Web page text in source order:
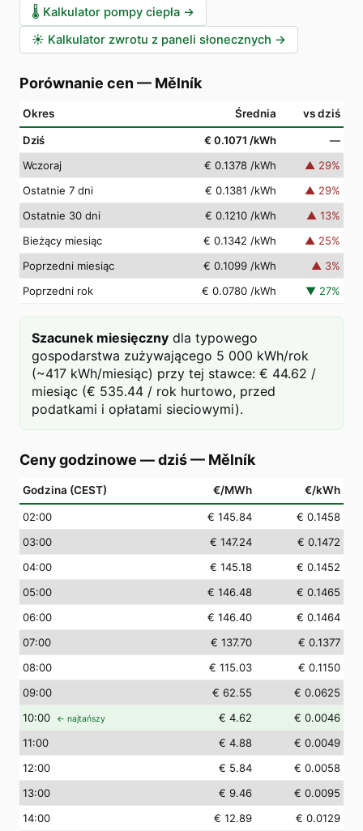
🌡️ Kalkulator pompy ciepła →
☀️ Kalkulator zwrotu z paneli słonecznych →
Porównanie cen — Mělník
Okres Średnia vs dziś
Dziś € 0.1071 /kWh
—
Wczoraj
€ 0.1378 /kWh ▲ 29%
Ostatnie 7 dni
€ 0.1381 /kWh ▲ 29%
Ostatnie 30 dni
€ 0.1210 /kWh ▲ 13%
Bieżący miesiąc
€ 0.1342 /kWh ▲ 25%
Poprzedni miesiąc
€ 0.1099 /kWh ▲ 3%
Poprzedni rok
€ 0.0780 /kWh ▼ 27%
Szacunek miesięczny dla typowego
gospodarstwa zużywającego 5 000 kWh/rok
(~417 kWh/miesiąc) przy tej stawce: € 44.62 /
miesiąc (€ 535.44 / rok hurtowo, przed
podatkami i opłatami sieciowymi).
Ceny godzinowe — dziś— Mělník
Godzina (CEST) €/MWh €/kWh
02:00 € 145.84
€ 0.1458
03:00 € 147.24
€ 0.1472
04:00 € 145.18
€ 0.1452
05:00 € 146.48
€ 0.1465
06:00 € 146.40
€ 0.1464
07:00 € 137.70
€ 0.1377
08:00 € 115.03
€ 0.1150
09:00 € 62.55
€ 0.0625
10:00 ← najtańszy € 4.62
€ 0.0046
11:00 € 4.88
€ 0.0049
12:00 € 5.84
€ 0.0058
13:00 € 9.46
€ 0.0095
14:00 € 12.89
€ 0.0129